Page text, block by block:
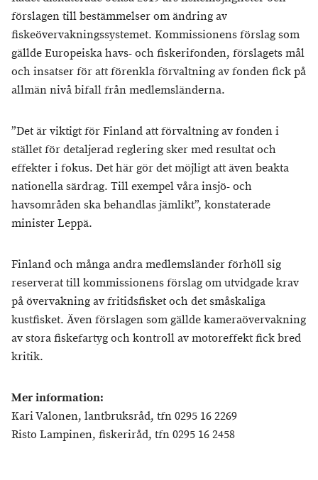
förslagen till bestämmelser om ändring av
fiskeövervakningssystemet. Kommissionens förslag som
gällde Europeiska havs- och fiskerifonden, förslagets mål
och insatser för att förenkla förvaltning av fonden fick på
allmän nivå bifall från medlemsländerna.
”Det är viktigt för Finland att förvaltning av fonden i
stället för detaljerad reglering sker med resultat och
effekter i fokus. Det här gör det möjligt att även beakta
nationella särdrag. Till exempel våra insjö- och
havsområden ska behandlas jämlikt”, konstaterade
minister Leppä.
Finland och många andra medlemsländer förhöll sig
reserverat till kommissionens förslag om utvidgade krav
på övervakning av fritidsfisket och det småskaliga
kustfisket. Även förslagen som gällde kameraövervakning
av stora fiskefartyg och kontroll av motoreffekt fick bred
kritik.
Mer information:
Kari Valonen, lantbruksråd, tfn 0295 16 2269
Risto Lampinen, fiskeriråd, tfn 0295 16 2458